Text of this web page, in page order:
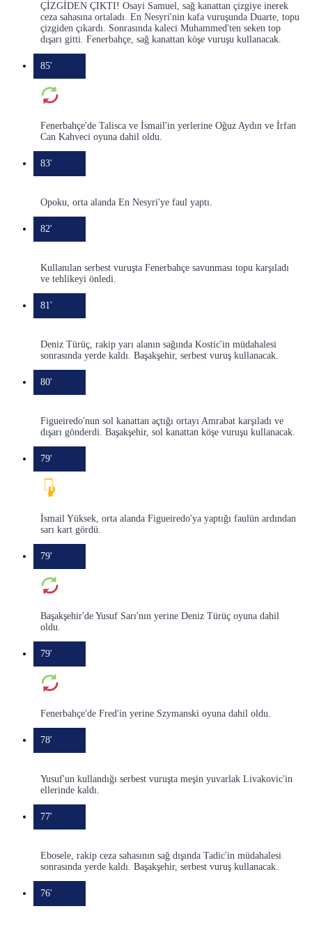
ÇİZGİDEN ÇIKTI! Osayi Samuel, sağ kanattan çizgiye inerek
ceza sahasına ortaladı. En Nesyri'nin kafa vuruşunda Duarte, topu
çizgiden çıkardı. Sonrasında kaleci Muhammed'ten seken top
dışarı gitti. Fenerbahçe, sağ kanattan köşe vuruşu kullanacak.
85'
Fenerbahçe'de Talisca ve İsmail'in yerlerine Oğuz Aydın ve İrfan
Can Kahveci oyuna dahil oldu.
83'
Opoku, orta alanda En Nesyri'ye faul yaptı.
82'
Kullanılan serbest vuruşta Fenerbahçe savunması topu karşıladı
ve tehlikeyi önledi.
81'
Deniz Türüç, rakip yarı alanın sağında Kostic'in müdahalesi
sonrasında yerde kaldı. Başakşehir, serbest vuruş kullanacak.
80'
Figueiredo'nun sol kanattan açtığı ortayı Amrabat karşıladı ve
dışarı gönderdi. Başakşehir, sol kanattan köşe vuruşu kullanacak.
79'
İsmail Yüksek, orta alanda Figueiredo'ya yaptığı faulün ardından
sarı kart gördü.
79'
Başakşehir'de Yusuf Sarı'nın yerine Deniz Türüç oyuna dahil
oldu.
79'
Fenerbahçe'de Fred'in yerine Szymanski oyuna dahil oldu.
78'
Yusuf'un kullandığı serbest vuruşta meşin yuvarlak Livakovic'in
ellerinde kaldı.
77'
Ebosele, rakip ceza sahasının sağ dışında Tadic'in müdahalesi
sonrasında yerde kaldı. Başakşehir, serbest vuruş kullanacak.
76'